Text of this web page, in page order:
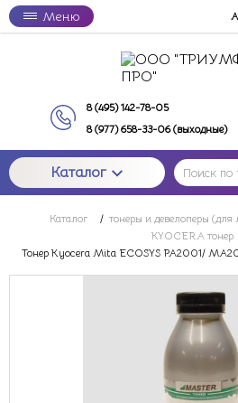
Меню
8 (495) 142-78-05
8 (977) 658-33-06 (выходные)
Каталог
Каталог / тонеры и девелоперы (для
KYOCERA тонер
Тонер Kyocera Mita ECOSYS PA2001/